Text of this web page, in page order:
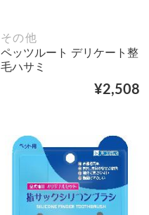
その他
ペッツルート デリケート整
毛ハサミ
¥2,508